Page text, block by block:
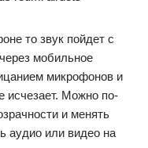
то звук пойдет с
мобильное
микрофонов и
исчезает. Можно по-
и менять
аудио или видео на